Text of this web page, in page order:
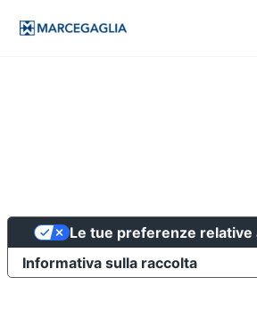
Informativa sulla raccolta
Le tue preferenze relative